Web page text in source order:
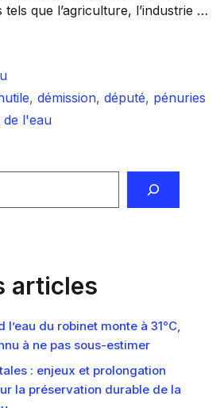
que l’agriculture, l’industrie …
, démission, député, pénuries
de l'eau
articles
l’eau du robinet monte à 31°C,
à ne pas sous-estimer
: enjeux et prolongation
la préservation durable de la